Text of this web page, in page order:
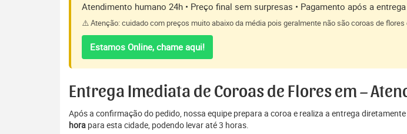
Atendimento humano 24h • Preço final sem surpresas • Pagamento após a
⚠️ Atenção: cuidado com preços muito abaixo da média pois geralmente não são coroas de
Estamos Online, chame aqui!
Entrega Imediata de Coroas de Flores em –
Após a confirmação do pedido, nossa equipe prepara a coroa e realiza a entrega
hora para esta cidade, podendo levar até 3 horas.